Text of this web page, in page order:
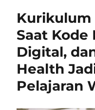
Kurikulum
Saat Kode
Digital,
Health
Pelajaran